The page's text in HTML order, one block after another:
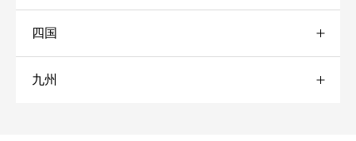
山形
福島
世田谷
品川
石川
岐阜
大阪
兵庫
岡山
広島
四国
愛媛
九州